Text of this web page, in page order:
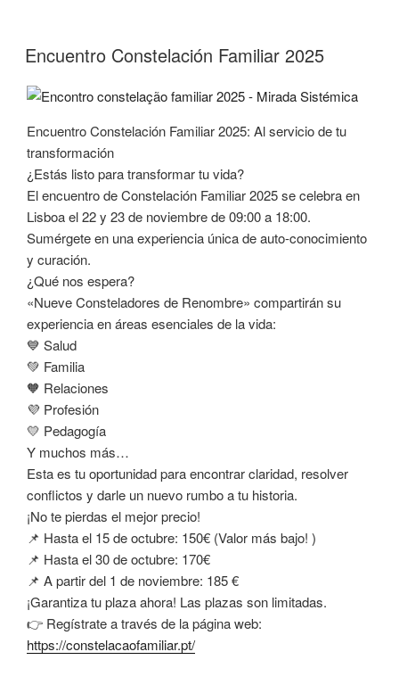
Encuentro Constelación Familiar 2025
Encuentro Constelación Familiar 2025: Al servicio de tu
transformación
¿Estás listo para transformar tu vida?
El encuentro de Constelación Familiar 2025 se celebra en
Lisboa el 22 y 23 de noviembre de 09:00 a 18:00.
Sumérgete en una experiencia única de auto-conocimiento
y curación.
¿Qué nos espera?
«Nueve Consteladores de Renombre» compartirán su
experiencia en áreas esenciales de la vida:
💙 Salud
💚 Familia
🧡 Relaciones
💜 Profesión
💛 Pedagogía
Y muchos más…
Esta es tu oportunidad para encontrar claridad, resolver
conflictos y darle un nuevo rumbo a tu historia.
¡No te pierdas el mejor precio!
📌 Hasta el 15 de octubre: 150€ (Valor más bajo! )
📌 Hasta el 30 de octubre: 170€
📌 A partir del 1 de noviembre: 185 €
¡Garantiza tu plaza ahora! Las plazas son limitadas.
👉 Regístrate a través de la página web:
https://constelacaofamiliar.pt/